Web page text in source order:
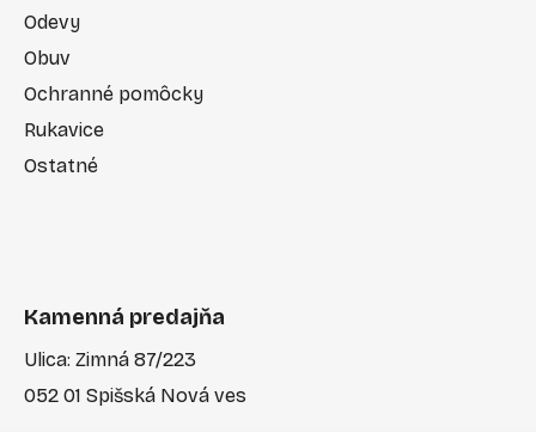
Odevy
Obuv
Ochranné pomôcky
Rukavice
Ostatné
Kamenná predajňa
Ulica: Zimná 87/223
052 01 Spišská Nová ves